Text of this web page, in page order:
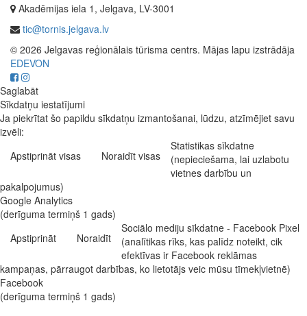
Akadēmijas iela 1, Jelgava, LV-3001
tic@tornis.jelgava.lv
© 2026 Jelgavas reģionālais tūrisma centrs. Mājas lapu izstrādāja
EDEVON
Saglabāt
Sīkdatņu iestatījumi
Ja piekrītat šo papildu sīkdatņu izmantošanai, lūdzu, atzīmējiet savu
izvēli:
Apstiprināt visas
Noraidīt visas
Statistikas sīkdatne
(nepieciešama, lai uzlabotu
vietnes darbību un
pakalpojumus)
Google Analytics
(derīguma termiņš 1 gads)
Apstiprināt
Noraidīt
Sociālo mediju sīkdatne - Facebook Pixel
(analītikas rīks, kas palīdz noteikt, cik
efektīvas ir Facebook reklāmas
kampaņas, pārraugot darbības, ko lietotājs veic mūsu tīmekļvietnē)
Facebook
(derīguma termiņš 1 gads)